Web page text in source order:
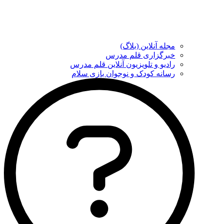
مجله آنلاین (بلاگ)
خبرگزاری قلم مدرس
رادیو و تلویزیون آنلاین قلم مدرس
رسانه کودک و نوجوان بازی سلام